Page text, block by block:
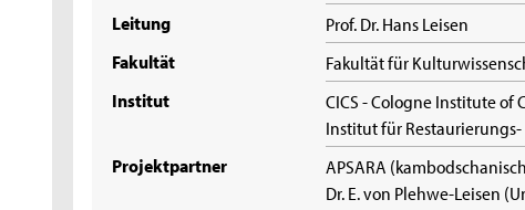
Leitung
Prof. Dr. Hans Leisen
Fakultät
Fakultät für
Institut
CICS - Cologne Institute of
Institut für
Projektpartner
APSARA
Dr. E. von Plehwe-Leisen